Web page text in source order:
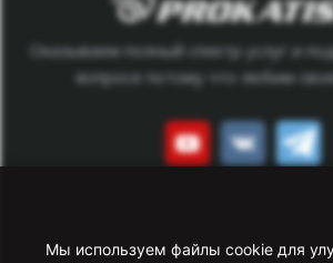
Оказываем полный спектр услуг и
вопросе потому что любим
Мы используем файлы cookie для